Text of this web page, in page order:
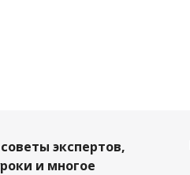
экспертов,
и многое